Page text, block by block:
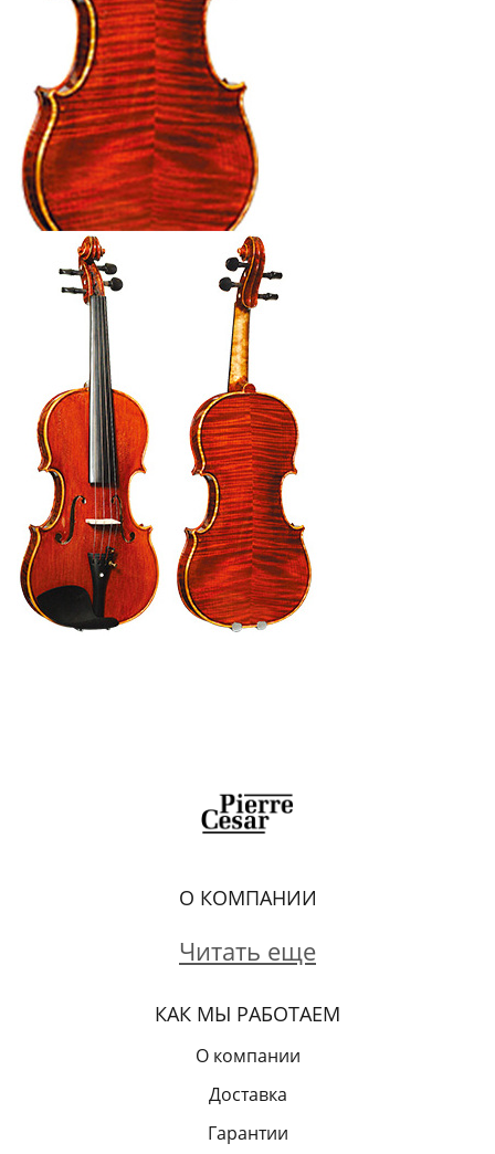
О КОМПАНИИ
Читать еще
КАК МЫ РАБОТАЕМ
О компании
Доставка
Гарантии